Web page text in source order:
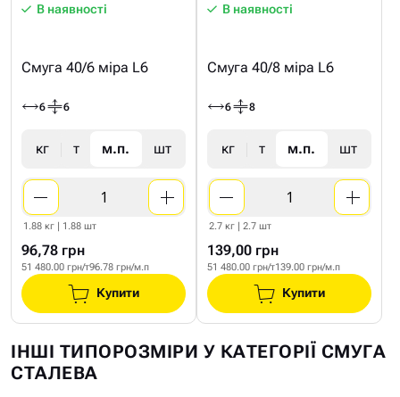
В наявності
Смуга 40/6 міра L6
6 6
кг т м.п. шт
1.88 кг | 1.88 шт
96,78 грн
51 480.00 грн/т96.78 грн/м.п
Купити
В наявності
Смуга 40/8 міра L6
6 8
кг т м.п. шт
2.7 кг | 2.7 шт
139,00 грн
51 480.00 грн/т139.00 грн/м.п
Купити
ІНШІ ТИПОРОЗМІРИ У КАТЕГОРІЇ СМУГА
СТАЛЕВА